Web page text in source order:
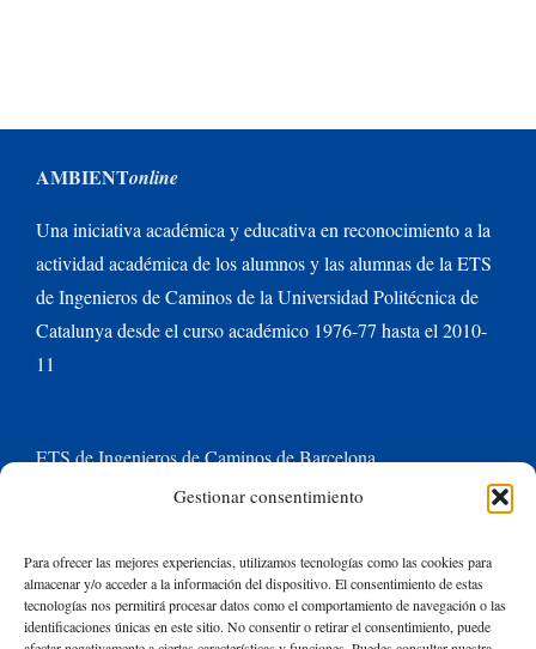
Gestionar consentimiento
Para ofrecer las mejores experiencias, utilizamos tecnologías como las cookies para
almacenar y/o acceder a la información del dispositivo. El consentimiento de estas
tecnologías nos permitirá procesar datos como el comportamiento de navegación o las
identificaciones únicas en este sitio. No consentir o retirar el consentimiento, puede
AMBIENTonline
Una iniciativa académica y educativa en reconocimiento a la
actividad académica de los alumnos y las alumnas de la ETS
de Ingenieros de Caminos de la Universidad Politécnica de
Catalunya desde el curso académico 1976-77 hasta el 2010-
11
ETS de Ingenieros de Caminos de Barcelona
Universitat Politècnica de Catalunya BarcelonaTech
Contacte con nosotros